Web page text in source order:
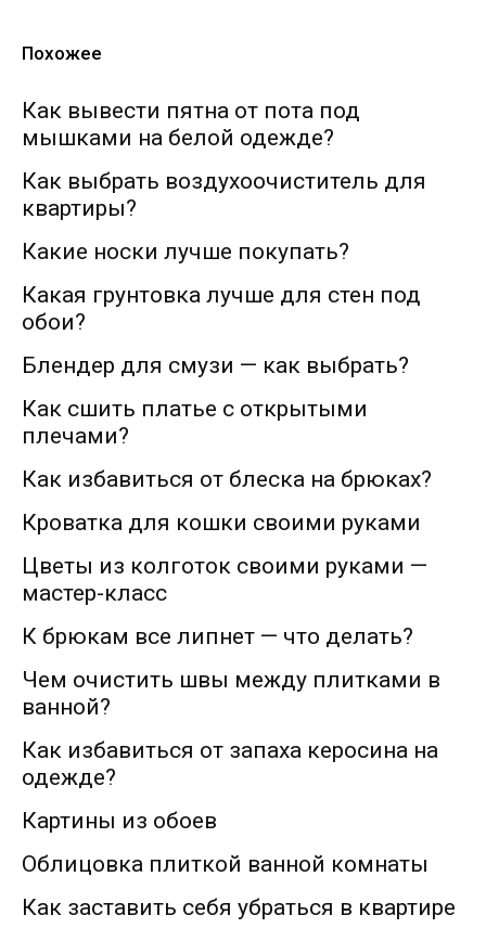
Похожее
Как вывести пятна от пота под
мышками на белой одежде?
Как выбрать воздухоочиститель для
квартиры?
Какие носки лучше покупать?
Какая грунтовка лучше для стен под
обои?
Блендер для смузи — как выбрать?
Как сшить платье с открытыми
плечами?
Как избавиться от блеска на брюках?
Кроватка для кошки своими руками
Цветы из колготок своими руками —
мастер-класс
К брюкам все липнет — что делать?
Чем очистить швы между плитками в
ванной?
Как избавиться от запаха керосина на
одежде?
Картины из обоев
Облицовка плиткой ванной комнаты
Как заставить себя убраться в квартире